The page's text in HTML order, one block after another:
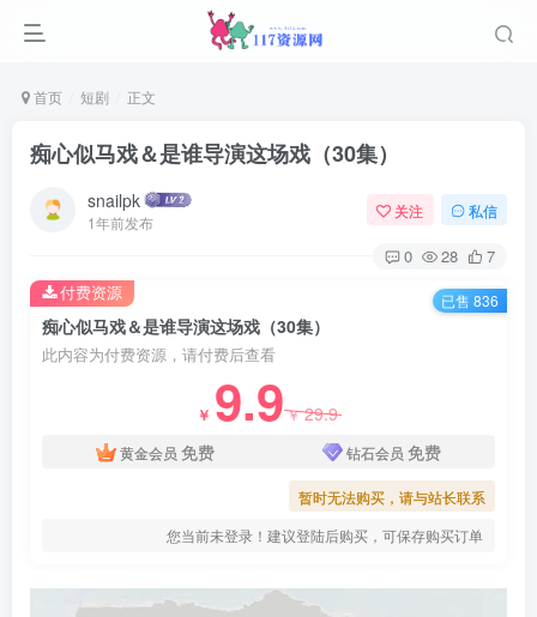
首页 短剧 正文
痴心似马戏＆是谁导演这场戏（30集）
snailpk
1年前发布
关注 私信
0 28 7
痴心似马戏＆是谁导演这场戏（30集）
此内容为付费资源，请付费后查看
￥ 9.9￥29.9
黄金会员 免费 钻石会员 免费
暂时无法购买，请与站长联系
您当前未登录！建议登陆后购买，可保存购买订单
付费资源 已售 836